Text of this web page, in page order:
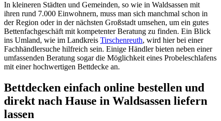
In kleineren Städten und Gemeinden, so wie in Waldsassen mit
ihren rund 7.000 Einwohnern, muss man sich manchmal schon in
der Region oder in der nächsten Großstadt umsehen, um ein gutes
Bettenfachgeschäft mit kompetenter Beratung zu finden. Ein Blick
ins Umland, wie im Landkreis Tirschenreuth, wird hier bei einer
Fachhändlersuche hilfreich sein. Einige Händler bieten neben einer
umfassenden Beratung sogar die Möglichkeit eines Probeleschlafens
mit einer hochwertigen Bettdecke an.
Bettdecken einfach online bestellen und
direkt nach Hause in Waldsassen liefern
lassen